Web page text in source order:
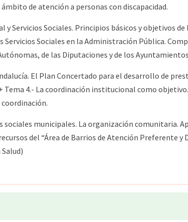
de atención a personas con discapacidad.
y Servicios Sociales. Principios básicos y objetivos de
Servicios Sociales en la Administración Pública.
de las Diputaciones y de los Ayuntamientos
El Plan Concertado para el desarrollo de
Tema 4.- La coordinación institucional como
sociales municipales. La organización comunitaria.
del “Área de Barrios de Atención Preferente y